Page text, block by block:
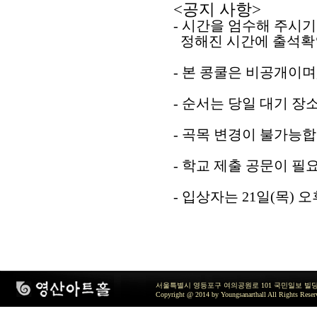
<공지 사항>
- 시간을 엄수해 주시
정해진 시간에 출석
- 본 콩쿨은 비공개이며
- 순서는 당일 대기 장
- 곡목 변경이 불가능
- 학교 제출 공문이 필
- 입상자는 21일(목)
서울특별시 영등포구 여의공원로 101 국민일보 빌
Copyright @ 2014 by Youngsanarthall All Rights